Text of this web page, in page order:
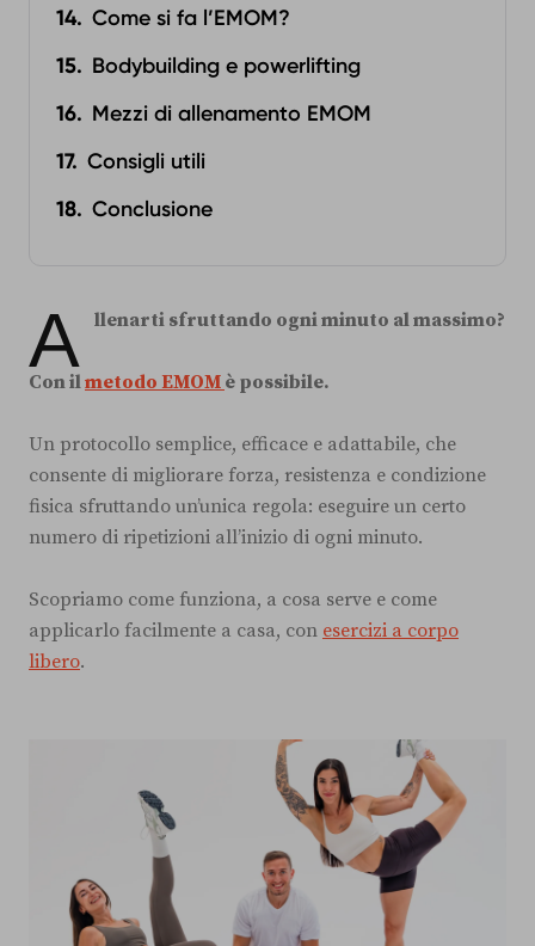
Come si fa l’EMOM?
Bodybuilding e powerlifting
Mezzi di allenamento EMOM
Consigli utili
Conclusione
A llenarti sfruttando ogni minuto al massimo?
Con ilmetodo EMOM è possibile.
Un protocollo semplice, efficace e adattabile, che
consente di migliorare forza, resistenza e condizione
fisica sfruttando un’unica regola: eseguire un certo
numero di ripetizioni all’inizio di ogni minuto.
Scopriamo come funziona, a cosa serve e come
applicarlo facilmente a casa, con esercizi a corpo
libero.